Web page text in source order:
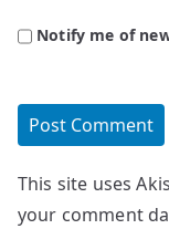
Notify me of
This site uses
your comment